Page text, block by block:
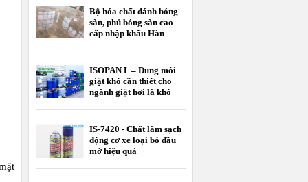
Bộ hóa chất đánh bóng
sàn, phủ bóng sàn cao
cấp nhập khẩu Hàn
ISOPAN L – Dung môi
giặt khô cần thiết cho
ngành giặt hơi là khô
IS-7420 - Chất làm sạch
động cơ xe loại bỏ dầu
mỡ hiệu quả